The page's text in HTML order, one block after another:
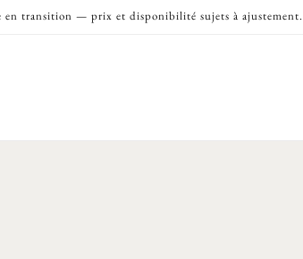
en transition — prix et disponibilité sujets à ajustement.